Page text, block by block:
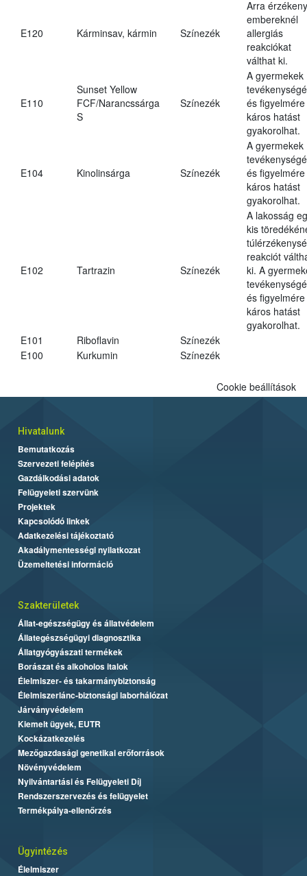
E120 Kárminsav, kármin Színezék
Arra érzékeny
embereknél
allergiás
reakciókat
válthat ki.
E110
Sunset Yellow
FCF/Narancssárga
S
Színezék
A gyermekek
és figyelmére
káros hatást
gyakorolhat.
E104 Kinolinsárga Színezék
A gyermekek
és figyelmére
káros hatást
gyakorolhat.
E102 Tartrazin Színezék
A lakosság
kis
reakciót
ki. A
és figyelmére
káros hatást
gyakorolhat.
E101
Riboflavin
Színezék
E100
Kurkumin Színezék
Cookie beállítások
Hivatalunk
Bemutatkozás
Szervezeti felépítés
Gazdálkodási adatok
Felügyeleti szervünk
Projektek
Kapcsolódó linkek
Adatkezelési tájékoztató
Akadálymentességi nyilatkozat
Üzemeltetési információ
Szakterületek
Állat-egészségügy és állatvédelem
Állategészségügyi diagnosztika
Állatgyógyászati termékek
Borászat és alkoholos italok
Élelmiszer- és takarmánybiztonság
Élelmiszerlánc-biztonsági laborhálózat
Járványvédelem
Kiemelt ügyek, EUTR
Kockázatkezelés
Mezőgazdasági genetikai erőforrások
Növényvédelem
Nyilvántartási és Felügyeleti Díj
Rendszerszervezés és felügyelet
Termékpálya-ellenőrzés
Ügyintézés
Élelmiszer